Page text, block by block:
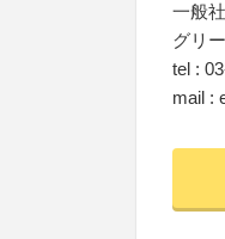
一般
グリ
tel :
mail :